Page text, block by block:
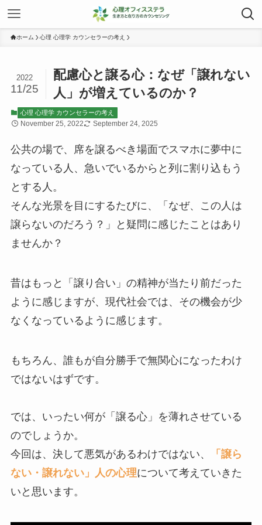
ホーム 心理 心理学 カウンセラーの考え
配慮心と譲る心：なぜ「譲れない
人」が増えているのか？
2022
11/25
心理 心理学 カウンセラーの考え
November 25, 2022 September 24, 2025
公共の場で、席を譲るべき場面でスマホに夢中に
なっている人、急いでいるからと列に割り込もう
とする人。
そんな光景を目にするたびに、「なぜ、この人は
譲らないのだろう？」と疑問に感じたことはあり
ませんか？
昔はもっと「譲り合い」の精神が当たり前だった
ように感じますが、現代社会では、その機会が少
なくなっているように感じます。
もちろん、誰もが自分勝手で無関心になったわけ
ではないはずです。
では、いったい何が「譲る心」を薄れさせている
のでしょうか。
今回は、決して悪気があるわけではない、
「譲ら
ない・譲れない」人の心理について考えていきた
いと思います。